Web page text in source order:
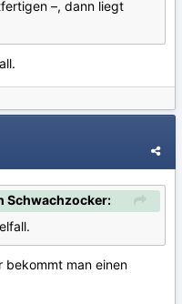
–, dann liegt
Schwachzocker:
bekommt man einen